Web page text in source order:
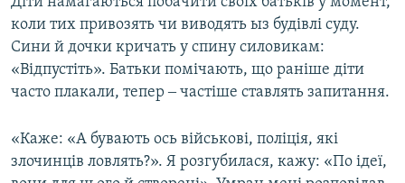
коли тих привозять чи виводять ыз будівлі суду.
Сини й дочки кричать у спину силовикам:
«Відпустіть». Батьки помічають, що раніше діти
часто плакали, тепер ‒ частіше ставлять запитання.
«Каже: «А бувають ось військові, поліція, які
злочинців ловлять?». Я розгубилася, кажу: «По ідеї,